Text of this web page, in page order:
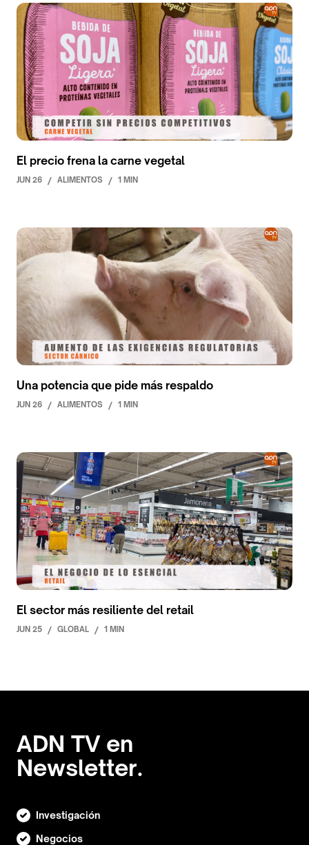
El precio frena la carne vegetal
JUN 26 / ALIMENTOS / 1 MIN
Una potencia que pide más respaldo
JUN 26 / ALIMENTOS / 1 MIN
El sector más resiliente del retail
JUN 25 / GLOBAL / 1 MIN
ADN TV en
Newsletter.
Investigación
Negocios